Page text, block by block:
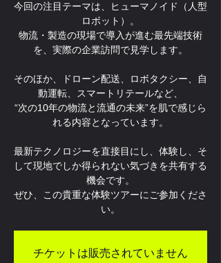
今回の注目テーマは、ヒューマノイド（人型
ロボット）。
物流・製造の現場で導入が進む最先端技術
を、実際の企業訪問で見学します。
そのほか、ドローン配送、ロボタクシー、自
動運転、スマートリテールなど、
“次の10年の物流と流通の未来”を肌で感じら
れる内容となっています。
最新テクノロジーを直接目にし、体験し、そ
して現地でしか得られない気づきを共有する
機会です。
ぜひ、この貴重な体験ツアーにご参加くださ
い。
チケットは販売されていません